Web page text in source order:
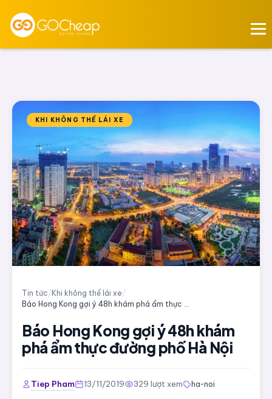
KHI KHÔNG THỂ LÁI XE
Tin tức / Khi không thể lái xe /
Báo Hong Kong gợi ý 48h khám
phá ẩm thực đường phố Hà Nội
Tiep Pham 13/11/2019 329 lượt xem ha-noi